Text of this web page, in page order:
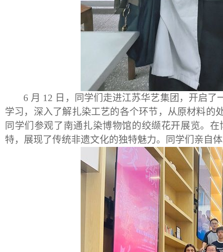
6 月 12 日，同学们走进江苏华艺集团，开启
学习，深入了解扎染工艺的各个环节，从原材料的
同学们参观了南通扎染博物馆的绞缬花开展览。
特，展现了传统非遗文化的独特魅力。同学们亲自